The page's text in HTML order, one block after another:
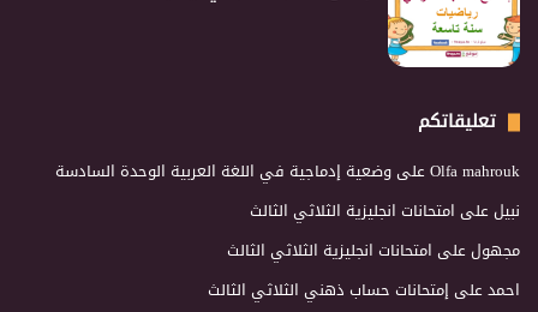
تعليقاتكم
Olfa mahroukعلى وضعية إدماجية في اللغة العربية الوحدة السادسة
نبيلعلى امتحانات انجليزية الثلاثي الثالث
مجهولعلى امتحانات انجليزية الثلاثي الثالث
احمدعلى إمتحانات حساب ذهني الثلاثي الثالث